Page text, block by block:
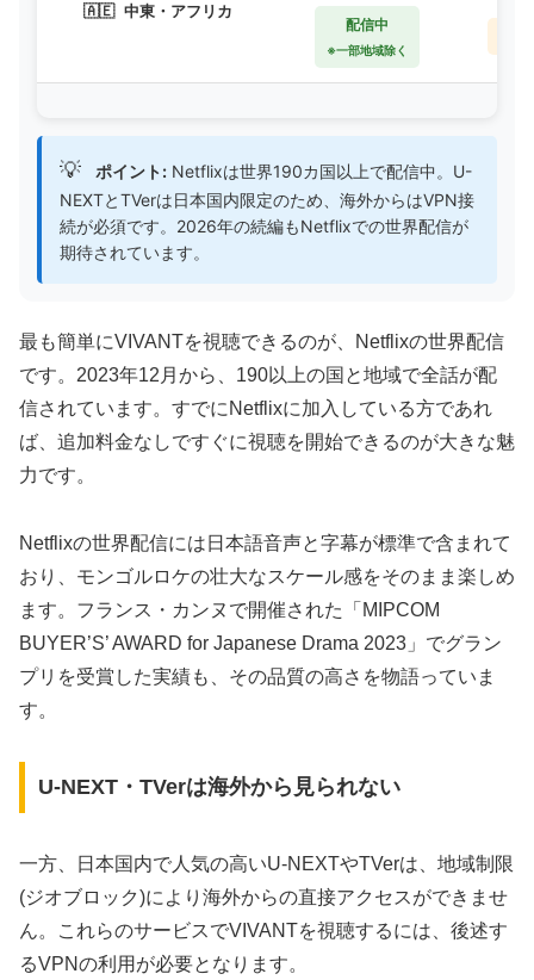
🇦🇪 中東・アフリカ
配信中
※一部地域除く
💡 ポイント: Netflixは世界190カ国以上で配信中。U-
NEXTとTVerは日本国内限定のため、海外からはVPN接
続が必須です。2026年の続編もNetflixでの世界配信が
期待されています。
最も簡単にVIVANTを視聴できるのが、Netflixの世界配信
です。2023年12月から、190以上の国と地域で全話が配
信されています。すでにNetflixに加入している方であれ
ば、追加料金なしですぐに視聴を開始できるのが大きな魅
力です。
Netflixの世界配信には日本語音声と字幕が標準で含まれて
おり、モンゴルロケの壮大なスケール感をそのまま楽しめ
ます。フランス・カンヌで開催された「MIPCOM
BUYER’S’ AWARD for Japanese Drama 2023」でグラン
プリを受賞した実績も、その品質の高さを物語っていま
す。
U-NEXT・TVerは海外から見られない
一方、日本国内で人気の高いU-NEXTやTVerは、地域制限
(ジオブロック)により海外からの直接アクセスができませ
ん。これらのサービスでVIVANTを視聴するには、後述す
るVPNの利用が必要となります。